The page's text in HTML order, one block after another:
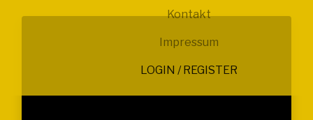
Kontakt
Impressum
LOGIN / REGISTER